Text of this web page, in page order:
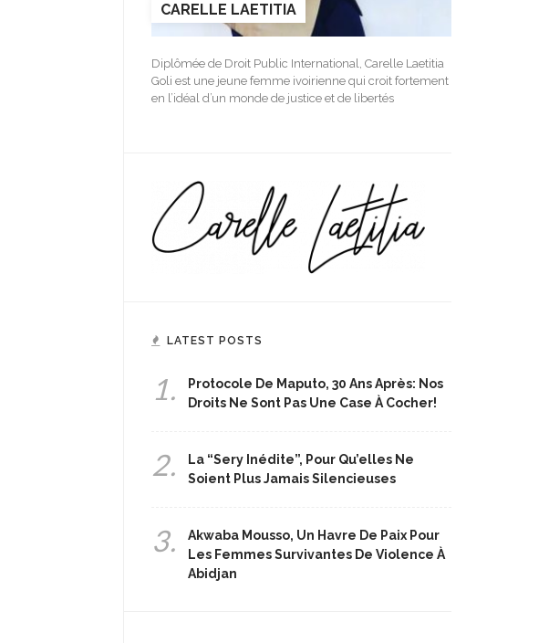
CARELLE LAETITIA
Diplômée de Droit Public International, Carelle Laetitia
Goli est une jeune femme ivoirienne qui croit fortement
en l’idéal d’un monde de justice et de libertés
LATEST POSTS
1.
Protocole De Maputo, 30 Ans Après: Nos
Droits Ne Sont Pas Une Case À Cocher!
2.
La “Sery Inédite”, Pour Qu’elles Ne
Soient Plus Jamais Silencieuses
3.
Akwaba Mousso, Un Havre De Paix Pour
Les Femmes Survivantes De Violence À
Abidjan